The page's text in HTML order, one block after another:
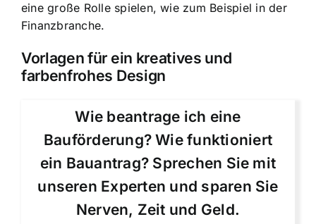
eine große Rolle spielen, wie zum Beispiel in der
Finanzbranche.
Vorlagen für ein kreatives und
farbenfrohes Design
Wie beantrage ich eine
Bauförderung? Wie funktioniert
ein Bauantrag? Sprechen Sie mit
unseren Experten und sparen Sie
Nerven, Zeit und Geld.